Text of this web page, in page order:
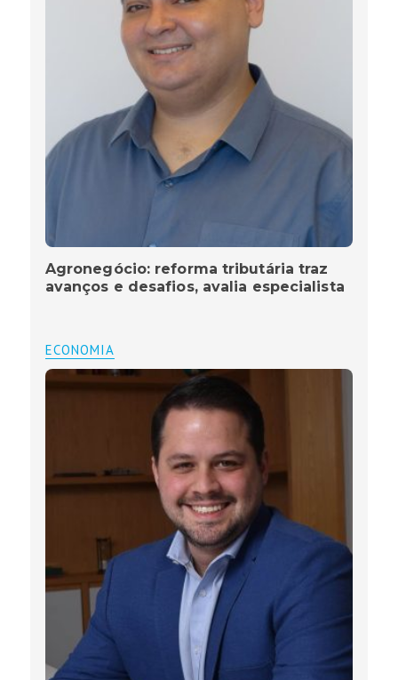
Agronegócio: reforma tributária traz
avanços e desafios, avalia especialista
ECONOMIA